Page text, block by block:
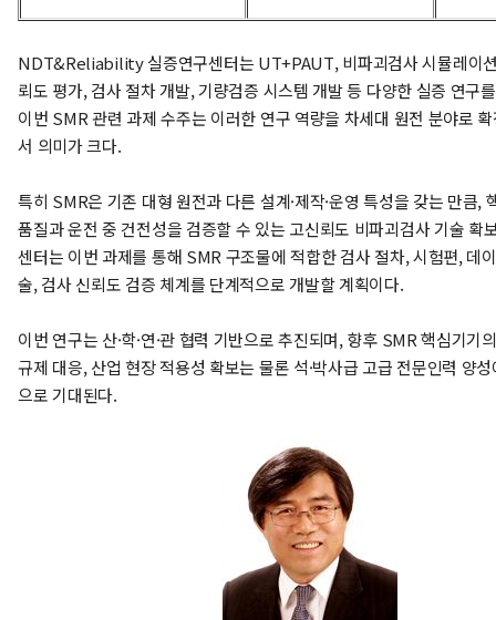
NDT&Reliability 실증연구센터는 UT+PAUT, 비파괴검사 시뮬레이
뢰도 평가, 검사 절차 개발, 기량검증 시스템 개발 등 다양한 실증 연구
이번 SMR 관련 과제 수주는 이러한 연구 역량을 차세대 원전 분야로
서 의미가 크다.
특히 SMR은 기존 대형 원전과 다른 설계·제작·운영 특성을 갖는 만큼,
품질과 운전 중 건전성을 검증할 수 있는 고신뢰도 비파괴검사 기술 확
센터는 이번 과제를 통해 SMR 구조물에 적합한 검사 절차, 시험편, 데
술, 검사 신뢰도 검증 체계를 단계적으로 개발할 계획이다.
이번 연구는 산·학·연·관 협력 기반으로 추진되며, 향후 SMR 핵심기기
규제 대응, 산업 현장 적용성 확보는 물론 석·박사급 고급 전문인력 양
으로 기대된다.